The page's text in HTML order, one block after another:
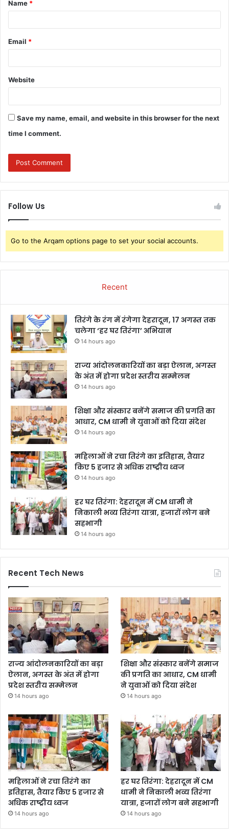
*
Name *
Email *
Website
Save my name, email, and website in this browser for the next
time I comment.
Follow Us
Go to the Arqam options page to set your social accounts.
Recent
तिरंगे के रंग में रंगेगा देहरादून, 17 अगस्त तक
चलेगा ‘हर घर तिरंगा’ अभियान
14 hours ago
राज्य आंदोलनकारियों का बड़ा ऐलान, अगस्त
के अंत में होगा प्रदेश स्तरीय सम्मेलन
14 hours ago
शिक्षा और संस्कार बनेंगे समाज की प्रगति का
आधार, CM धामी ने युवाओं को दिया संदेश
14 hours ago
महिलाओं ने रचा तिरंगे का इतिहास, तैयार
किए 5 हजार से अधिक राष्ट्रीय ध्वज
14 hours ago
हर घर तिरंगा: देहरादून में CM धामी ने
निकाली भव्य तिरंगा यात्रा, हजारों लोग बने
सहभागी
14 hours ago
Recent Tech News
राज्य आंदोलनकारियों का बड़ा
ऐलान, अगस्त के अंत में होगा
प्रदेश स्तरीय सम्मेलन
14 hours ago
शिक्षा और संस्कार बनेंगे समाज
की प्रगति का आधार, CM धामी
ने युवाओं को दिया संदेश
14 hours ago
महिलाओं ने रचा तिरंगे का
इतिहास, तैयार किए 5 हजार से
अधिक राष्ट्रीय ध्वज
14 hours ago
हर घर तिरंगा: देहरादून में CM
धामी ने निकाली भव्य तिरंगा
यात्रा, हजारों लोग बने सहभागी
14 hours ago